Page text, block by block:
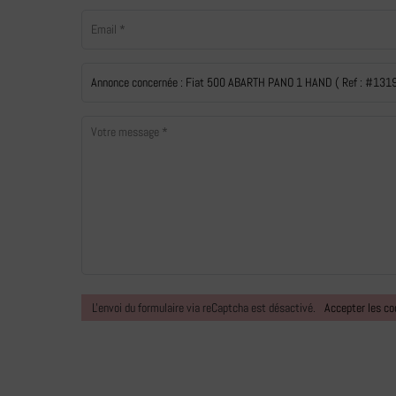
L'envoi du formulaire via reCaptcha est désactivé. Accepter les